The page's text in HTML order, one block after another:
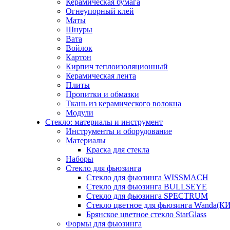
Керамическая бумага
Огнеупорный клей
Маты
Шнуры
Вата
Войлок
Картон
Кирпич теплоизоляционный
Керамическая лента
Плиты
Пропитки и обмазки
Ткань из керамического волокна
Модули
Стекло: материалы и инструмент
Инструменты и оборудование
Материалы
Краска для стекла
Наборы
Стекло для фьюзинга
Стекло для фьюзинга WISSMACH
Стекло для фьюзинга BULLSEYE
Стекло для фьюзинга SPECTRUM
Стекло цветное для фьюзинга
Брянское цветное стекло StarGlass
Формы для фьюзинга